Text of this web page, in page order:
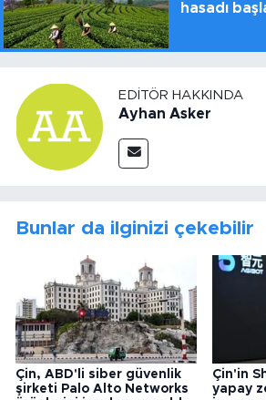
hasadı
EDITÖR HAKKINDA
Ayhan Asker
Bunlar da ilginizi çekebilir
Çin, ABD'li siber güvenlik
şirketi Palo Alto Networks
Çin'in
yapay